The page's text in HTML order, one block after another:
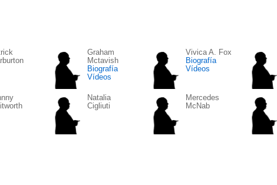
Graham
Mctavish
Biografía
Vídeos
Vivica A. Fox
Biografía
Vídeos
Natalia
Cigliuti
Mercedes
McNab